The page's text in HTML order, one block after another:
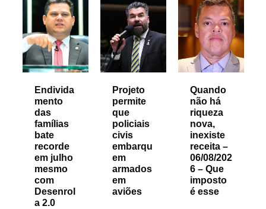
Endivida
mento
das
famílias
bate
recorde
em julho
mesmo
com
Desenrol
a 2.0
Projeto
permite
que
policiais
civis
embarqu
em
armados
em
aviões
Quando
não há
riqueza
nova,
inexiste
receita –
06/08/202
6 – Que
imposto
é esse